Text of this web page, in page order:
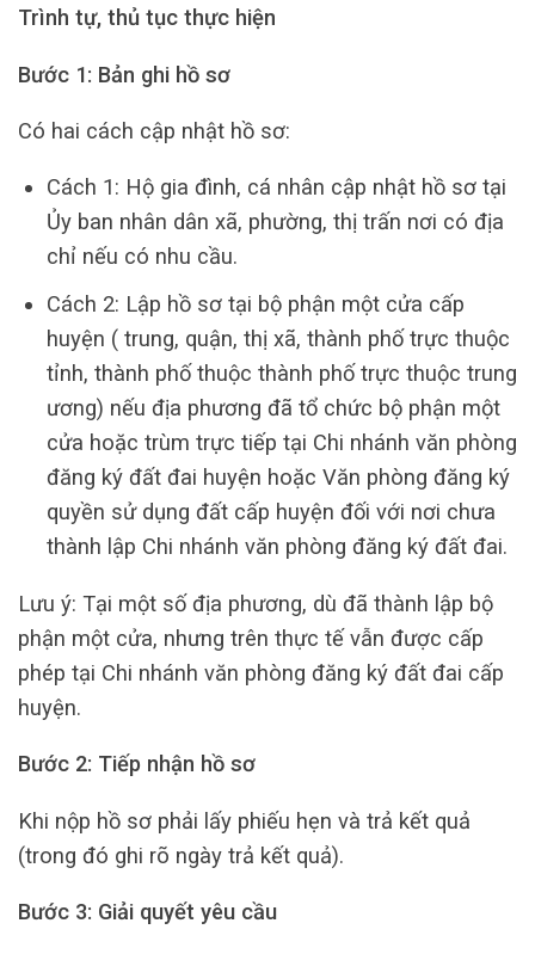
Trình tự, thủ tục thực hiện
Bước 1: Bản ghi hồ sơ
Có hai cách cập nhật hồ sơ:
Cách 1: Hộ gia đình, cá nhân cập nhật hồ sơ tại
Ủy ban nhân dân xã, phường, thị trấn nơi có địa
chỉ nếu có nhu cầu.
Cách 2: Lập hồ sơ tại bộ phận một cửa cấp
huyện ( trung, quận, thị xã, thành phố trực thuộc
tỉnh, thành phố thuộc thành phố trực thuộc trung
ương) nếu địa phương đã tổ chức bộ phận một
cửa hoặc trùm trực tiếp tại Chi nhánh văn phòng
đăng ký đất đai huyện hoặc Văn phòng đăng ký
quyền sử dụng đất cấp huyện đối với nơi chưa
thành lập Chi nhánh văn phòng đăng ký đất đai.
Lưu ý: Tại một số địa phương, dù đã thành lập bộ
phận một cửa, nhưng trên thực tế vẫn được cấp
phép tại Chi nhánh văn phòng đăng ký đất đai cấp
huyện.
Bước 2: Tiếp nhận hồ sơ
Khi nộp hồ sơ phải lấy phiếu hẹn và trả kết quả
(trong đó ghi rõ ngày trả kết quả).
Bước 3: Giải quyết yêu cầu